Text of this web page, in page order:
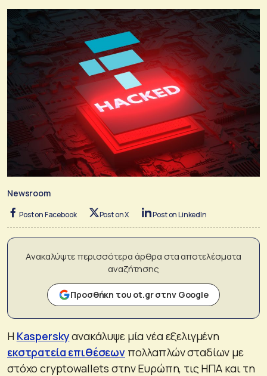
Newsroom
Post on Facebook Post on X Post on LinkedIn
Ανακαλύψτε περισσότερα άρθρα στα αποτελέσματα
αναζήτησης
Προσθήκη του ot.gr στην Google
Η Kasperskyανακάλυψε μία νέα εξελιγμένη
εκστρατεία επιθέσεων πολλαπλών σταδίων με
στόχο cryptowallets στην Ευρώπη, τις ΗΠΑ και τη